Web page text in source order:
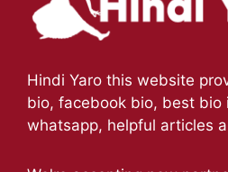
Hindi Yaro this website
bio, facebook bio, best bio
whatsapp, helpful articles